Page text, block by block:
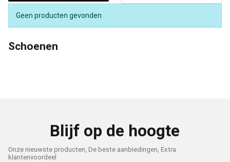
Noteboom
4
Woman
Geen producten gevonden
Schoenen
Blijf op de hoogte
Onze nieuwste producten, De beste aanbiedingen, Extra
klantenvoordeel